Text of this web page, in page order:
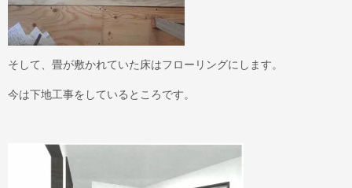
そして、畳が敷かれていた床はフローリングにします。
今は下地工事をしているところです。